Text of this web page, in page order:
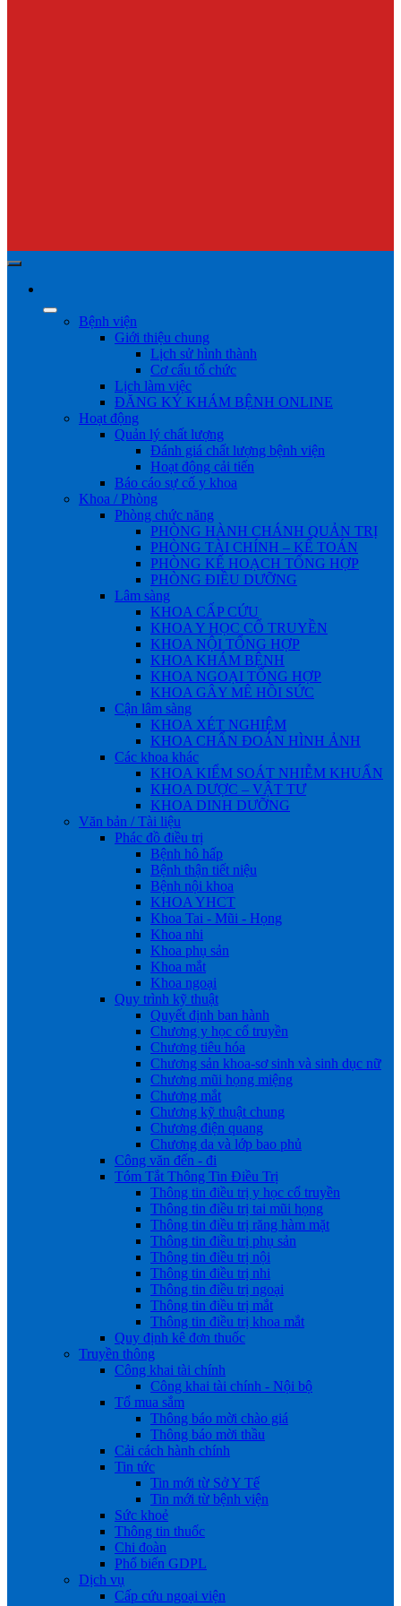
Bệnh viện
Giới thiệu chung
Lịch sử hình thành
Cơ cấu tổ chức
Lịch làm việc
ĐĂNG KÝ KHÁM BỆNH ONLINE
Hoạt động
Quản lý chất lượng
Đánh giá chất lượng bệnh viện
Hoạt động cải tiến
Báo cáo sự cố y khoa
Khoa / Phòng
Phòng chức năng
PHÒNG HÀNH CHÁNH QUẢN TRỊ
PHÒNG TÀI CHÍNH – KẾ TOÁN
PHÒNG KẾ HOẠCH TỔNG HỢP
PHÒNG ĐIỀU DƯỠNG
Lâm sàng
KHOA CẤP CỨU
KHOA Y HỌC CỔ TRUYỀN
KHOA NỘI TỔNG HỢP
KHOA KHÁM BỆNH
KHOA NGOẠI TỔNG HỢP
KHOA GÂY MÊ HỒI SỨC
Cận lâm sàng
KHOA XÉT NGHIỆM
KHOA CHẨN ĐOÁN HÌNH ẢNH
Các khoa khác
KHOA KIỂM SOÁT NHIỄM KHUẨN
KHOA DƯỢC – VẬT TƯ
KHOA DINH DƯỠNG
Văn bản / Tài liệu
Phác đồ điều trị
Bệnh hô hấp
Bệnh thận tiết niệu
Bệnh nội khoa
KHOA YHCT
Khoa Tai - Mũi - Họng
Khoa nhi
Khoa phụ sản
Khoa mắt
Khoa ngoại
Quy trình kỹ thuật
Quyết định ban hành
Chương y học cổ truyền
Chương tiêu hóa
Chương sản khoa-sơ sinh và sinh dục nữ
Chương mũi họng miệng
Chương mắt
Chương kỹ thuật chung
Chương điện quang
Chương da và lớp bao phủ
Công văn đến - đi
Tóm Tắt Thông Tin Điều Trị
Thông tin điều trị y học cổ truyền
Thông tin điều trị tai mũi họng
Thông tin điều trị răng hàm mặt
Thông tin điều trị phụ sản
Thông tin điều trị nội
Thông tin điều trị nhi
Thông tin điều trị ngoại
Thông tin điều trị mắt
Thông tin điều trị khoa mắt
Quy định kê đơn thuốc
Truyền thông
Công khai tài chính
Công khai tài chính - Nội bộ
Tổ mua sắm
Thông báo mời chào giá
Thông báo mời thầu
Cải cách hành chính
Tin tức
Tin mới từ Sở Y Tế
Tin mới từ bệnh viện
Sức khoẻ
Thông tin thuốc
Chi đoàn
Phổ biến GDPL
Dịch vụ
Cấp cứu ngoại viện